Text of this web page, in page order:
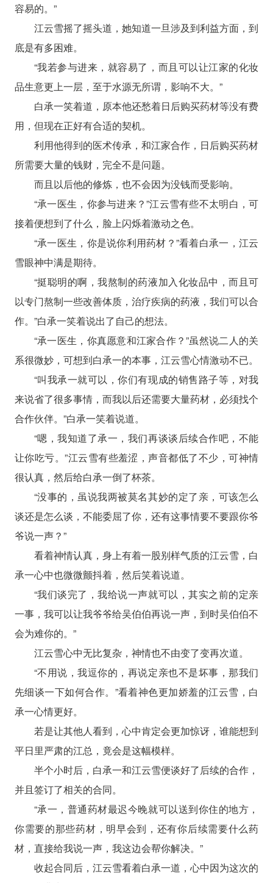
容易的。”
江云雪摇了摇头道，她知道一旦涉及到利益方面，到
底是有多困难。
“我若参与进来，就容易了，而且可以让江家的化妆
品生意更上一层，至于水源无所谓，影响不大。”
白承一笑着道，原本他还愁着日后购买药材等没有费
用，但现在正好有合适的契机。
利用他得到的医术传承，和江家合作，日后购买药材
所需要大量的钱财，完全不是问题。
而且以后他的修炼，也不会因为没钱而受影响。
“承一医生，你参与进来？”江云雪有些不太明白，可
接着便想到了什么，脸上闪烁着激动之色。
“承一医生，你是说你利用药材？”看着白承一，江云
雪眼神中满是期待。
“挺聪明的啊，我熬制的药液加入化妆品中，而且可
以专门熬制一些改善体质，治疗疾病的药液，我们可以合
作。”白承一笑着说出了自己的想法。
“承一医生，你真愿意和江家合作？”虽然说二人的关
系很微妙，可想到白承一的本事，江云雪心情激动不已。
“叫我承一就可以，你们有现成的销售路子等，对我
来说省了很多事情，而我以后还需要大量药材，必须找个
合作伙伴。”白承一笑着说道。
“嗯，我知道了承一，我们再谈谈后续合作吧，不能
让你吃亏。”江云雪有些羞涩，声音都低了不少，可神情
很认真，然后给白承一倒了杯茶。
“没事的，虽说我两被莫名其妙的定了亲，可该怎么
谈还是怎么谈，不能委屈了你，还有这事情要不要跟你爷
爷说一声？”
看着神情认真，身上有着一股别样气质的江云雪，白
承一心中也微微颤抖着，然后笑着说道。
“我们谈完了，我给说一声就可以，其实之前的定亲
一事，我可以让我爷爷给吴伯伯再说一声，到时吴伯伯不
会为难你的。”
江云雪心中无比复杂，神情也不由变了变再次道。
“不用说，我逗你的，再说定亲也不是坏事，那我们
先细谈一下如何合作。”看着神色更加娇羞的江云雪，白
承一心情更好。
若是让其他人看到，心中肯定会更加惊讶，谁能想到
平日里严肃的江总，竟会是这幅模样。
半个小时后，白承一和江云雪便谈好了后续的合作，
并且签订了相关的合同。
“承一，普通药材最迟今晚就可以送到你住的地方，
你需要的那些药材，明早会到，还有你后续需要什么药
材，直接给我说一声，我这边会帮你解决。”
收起合同后，江云雪看着白承一道，心中因为这次的